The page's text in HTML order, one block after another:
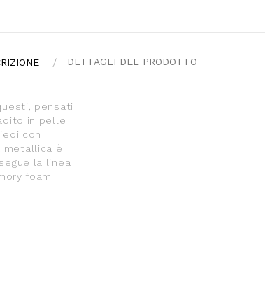
DETTAGLI DEL PRODOTTO
pensati
in pelle
con
metallica è
la linea
foam